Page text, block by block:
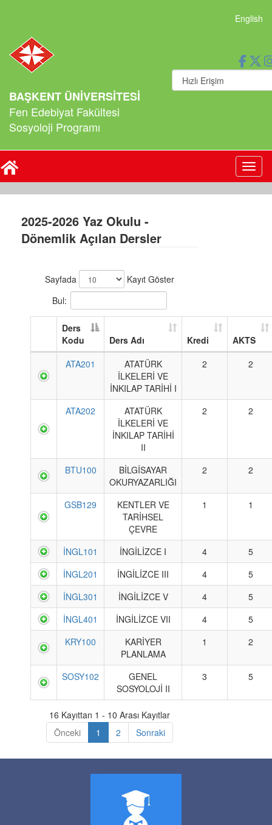
English
BAŞKENT ÜNİVERSİTESİ
Fen Edebiyat Fakültesi
Sosyoloji Programı
2025-2026 Yaz Okulu -
Dönemlik Açılan Dersler
Sayfada
Kayıt Göster
Bul:
Ders
Kodu
Ders Adı Kredi
AKTS
ATA201
ATATÜRK
İLKELERİ VE
İNKILAP TARİHİ I
2 2
ATA202
ATATÜRK
İLKELERİ VE
İNKILAP TARİHİ
II
2 2
BTU100
BİLGİSAYAR
OKURYAZARLIĞI
2 2
GSB129
KENTLER VE
TARİHSEL
ÇEVRE
1 1
İNGL101 İNGİLİZCE I 4
5
İNGL201
İNGİLİZCE III 4
5
İNGL301
İNGİLİZCE V 4
5
İNGL401
İNGİLİZCE VII 4
5
KRY100
KARİYER
PLANLAMA
1 2
SOSY102
GENEL
SOSYOLOJİ II
3 5
16 Kayıttan 1 - 10 Arası Kayıtlar
Önceki
1 2 Sonraki